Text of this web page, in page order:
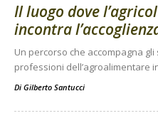
Il luogo dove
incontra
Un percorso che accompagna
professioni dell’agroalimentare
Di Gilberto Santucci